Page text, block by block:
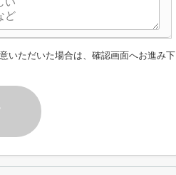
いただいた場合は、確認画面へお進み下